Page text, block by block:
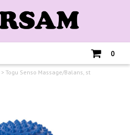
0
> Togu Senso Massage/Balans, st